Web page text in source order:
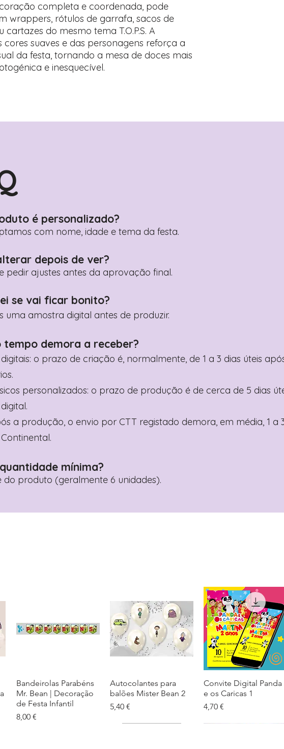
completa e coordenada, pode
wrappers, rótulos de garrafa, sacos de
do mesmo tema T.O.P.S. A
cores suaves e das personagens reforça a
da festa, tornando a mesa de doces mais
e inesquecível.
é personalizado?
com nome, idade e tema da festa.
depois de ver?
pedir ajustes antes da aprovação final.
se vai ficar bonito?
uma amostra digital antes de produzir.
tempo demora a receber?
o prazo de criação é, normalmente, de 1 a 3 dias úteis
personalizados: o prazo de produção é de cerca de 5 dias
a produção, o envio por CTT registado demora, em média, 1 a
mínima?
do produto (geralmente 6 unidades).
Visualização rápida
Bandeirolas Parabéns
Mr. Bean | Decoração
de Festa Infantil
Preço
8,00 €
Visualização rápida
Autocolantes para
balões Mister Bean 2
Preço
5,40 €
Visualização rápida
Convite Digital Panda
e os Caricas 1
Preço
4,70 €